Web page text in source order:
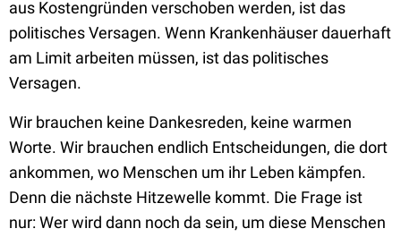
aus Kostengründen verschoben werden, ist das
politisches Versagen. Wenn Krankenhäuser dauerhaft
am Limit arbeiten müssen, ist das politisches
Versagen.
Wir brauchen keine Dankesreden, keine warmen
Worte. Wir brauchen endlich Entscheidungen, die dort
ankommen, wo Menschen um ihr Leben kämpfen.
Denn die nächste Hitzewelle kommt. Die Frage ist
nur: Wer wird dann noch da sein, um diese Menschen